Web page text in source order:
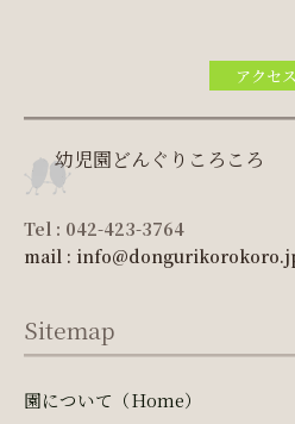
アクセス
幼児園どんぐりころころ
Tel : 042-423-3764
mail :
Sitemap
園について（Home）